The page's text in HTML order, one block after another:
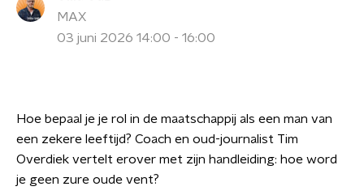
MAX
03 juni 2026 14:00 - 16:00
Hoe bepaal je je rol in de maatschappij als een man van
een zekere leeftijd? Coach en oud-journalist Tim
Overdiek vertelt erover met zijn handleiding: hoe word
je geen zure oude vent?